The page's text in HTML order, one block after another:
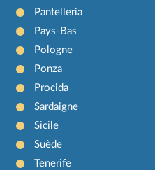
Pantelleria
Pays-Bas
Pologne
Ponza
Procida
Sardaigne
Sicile
Suède
Tenerife